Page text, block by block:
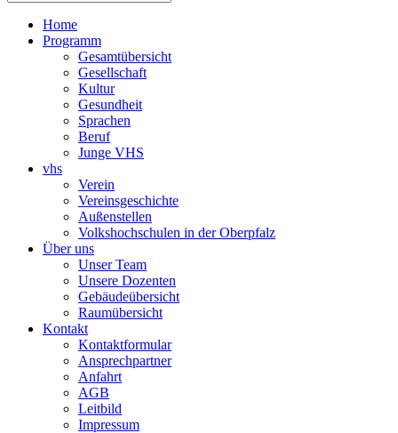
Home
Programm
Gesamtübersicht
Gesellschaft
Kultur
Gesundheit
Sprachen
Beruf
Junge VHS
vhs
Verein
Vereinsgeschichte
Außenstellen
Volkshochschulen in der Oberpfalz
Über uns
Unser Team
Unsere Dozenten
Gebäudeübersicht
Raumübersicht
Kontakt
Kontaktformular
Ansprechpartner
Anfahrt
AGB
Leitbild
Impressum